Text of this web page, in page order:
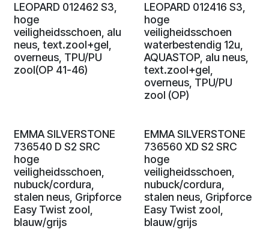
LEOPARD 012462 S3,
hoge
veiligheidsschoen, alu
neus, text.zool+gel,
overneus, TPU/PU
zool(OP 41-46)
LEOPARD 012416 S3,
hoge
veiligheidsschoen
waterbestendig 12u,
AQUASTOP, alu neus,
text.zool+gel,
overneus, TPU/PU
zool (OP)
EMMA SILVERSTONE
736540 D S2 SRC
hoge
veiligheidsschoen,
nubuck/cordura,
stalen neus, Gripforce
Easy Twist zool,
blauw/grijs
EMMA SILVERSTONE
736560 XD S2 SRC
hoge
veiligheidsschoen,
nubuck/cordura,
stalen neus, Gripforce
Easy Twist zool,
blauw/grijs